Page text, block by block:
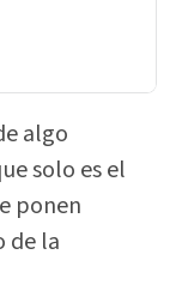
algo
solo es el
ponen
de la